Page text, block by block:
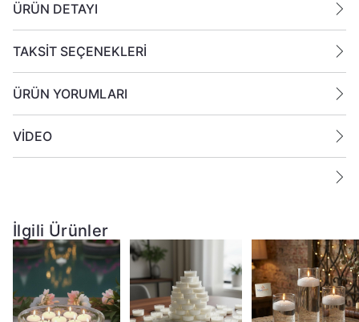
Ek Bilgiler:
Mumları yanıcı maddelerin yakınlarına koymayın.
ÜRÜN DETAYI
TAKSİT SEÇENEKLERİ
ÜRÜN YORUMLARI
VİDEO
İlgili Ürünler